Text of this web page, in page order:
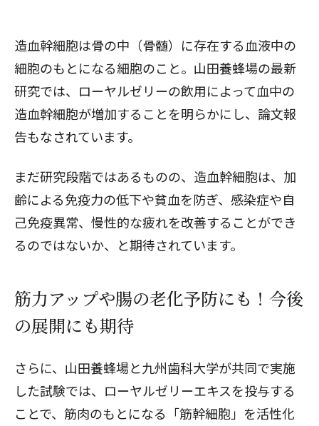
造血幹細胞は骨の中（骨髄）に存在する血液中の
細胞のもとになる細胞のこと。山田養蜂場の最新
研究では、ローヤルゼリーの飲用によって血中の
造血幹細胞が増加することを明らかにし、論文報
告もなされています。
まだ研究段階ではあるものの、造血幹細胞は、加
齢による免疫力の低下や貧血を防ぎ、感染症や自
己免疫異常、慢性的な疲れを改善することができ
るのではないか、と期待されています。
筋力アップや腸の老化予防にも！今後
の展開にも期待
さらに、 山田養蜂場と九州歯科大学が共同で実施
した試験では、ローヤルゼリーエキスを投与する
ことで、筋肉のもとになる「筋幹細胞」を活性化